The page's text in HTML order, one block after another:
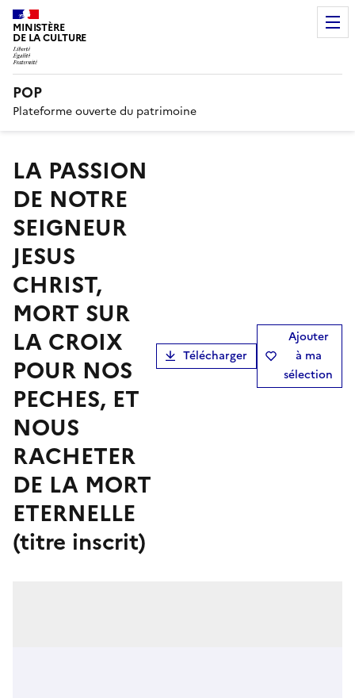
MINISTÈRE
DE LA CULTURE
POP
Plateforme ouverte du patrimoine
LA PASSION
DE NOTRE
SEIGNEUR
JESUS
CHRIST,
MORT SUR
LA CROIX
POUR NOS
PECHES, ET
NOUS
RACHETER
DE LA MORT
ETERNELLE
(titre inscrit)
Télécharger
Ajouter
à ma
sélection